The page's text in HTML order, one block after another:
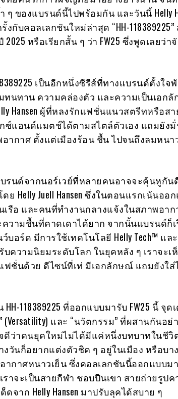
ๆ ของแบรนด์นี้ไปพร้อมกัน และวันนี้ Helly
งกับคอลเลกชันใหม่ล่าสุด “HH-
หรือเรียกสั้น ๆ ว่า FW25 ซึ่งพูดเลยว่า
เป็นอีกหนึ่งซีรีส์ที่ทางแบรนด์ตั้งใ
ทนทาน ความคล่องตัว และความเป็นเอก
Hansen ผู้ที่หลงรักแฟชั่นแนวสตรีทหรือส
ซ์แอนด์แมตช์ได้ตามสไตล์ตัวเอง แถมยังมั่
ากาศ ตั้งแต่เมืองร้อน ชื้น ไปจนถึงลมหนา
แบรนด์จากนอร์เวย์ที่หลายคนอาจจะคุ้นหูกั
ย Helly Juell Hansen ซึ่งในตอนแรกเน้นอ
เรือ และคนที่ทำงานกลางแจ้งในสภาพอาก
ความชื้นที่คาดเดาได้ยาก จากนั้นแบรนด์ก็
บอร์ด มีการใช้เทคโนโลยี Helly Tech™ แ
ความนิยมระดับโลก ในยุคหลัง ๆ เราจะเห็น
ฟชั่นด้วย ดีไซน์ที่เท่ มีเอกลักษณ์ แถมยังใส่
118389225 ที่ออกแบบมารับ FW25 นี้ จุด
และ “นวัตกรรม” ที่ผสานกันอย่
ใจดีว่าคนยุคใหม่ไม่ได้มีแค่หนึ่งบทบาทในชี
งวันก็อยากแต่งตัวชิค ๆ อยู่ในเมือง หรือบา
ากาศหนาวเย็น ซึ่งคอลเลกชันนี้ออกแบบม
ราจะเป็นสายกีฬา ชอบปีนเขา สายถ่ายรูป
จาก Helly Hansen มาปรับลุคได้สบาย ๆ